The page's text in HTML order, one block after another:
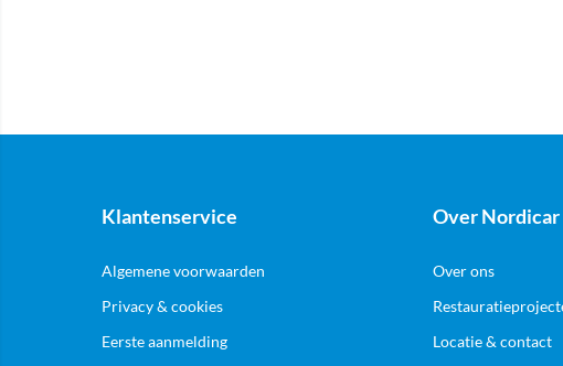
Klantenservice
Algemene voorwaarden
Privacy & cookies
Eerste aanmelding
Over Nordicar
Over ons
Locatie & contact